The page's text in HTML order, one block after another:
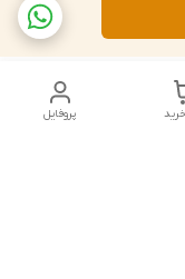
پروفایل